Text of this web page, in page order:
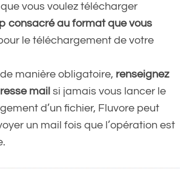
vous voulez télécharger
consacré au format que vous
le téléchargement de votre
manière obligatoire, renseignez
mail si jamais vous lancer le
d’un fichier, Fluvore peut
un mail fois que l’opération est